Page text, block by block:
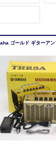
ゴールド ギターア